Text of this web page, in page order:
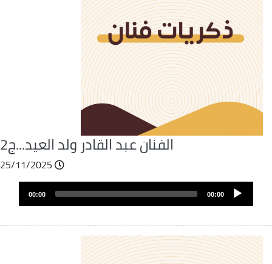
الفنان عبد القادر ولد العيد...ج2
Fichier
audio
00:00
00:00